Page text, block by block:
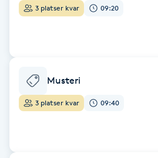
Hyaluronsyra
Hyperhidros
3 platser kvar 09:20
Musteri
3 platser kvar 09:40